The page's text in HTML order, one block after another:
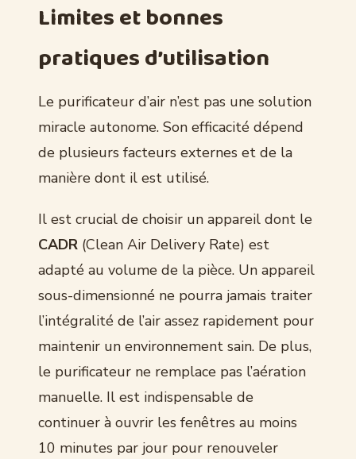
Limites et bonnes
pratiques d’utilisation
Le purificateur d’air n’est pas une solution
miracle autonome. Son efficacité dépend
de plusieurs facteurs externes et de la
manière dont il est utilisé.
Il est crucial de choisir un appareil dont le
CADR (Clean Air Delivery Rate) est
adapté au volume de la pièce. Un appareil
sous-dimensionné ne pourra jamais traiter
l’intégralité de l’air assez rapidement pour
maintenir un environnement sain. De plus,
le purificateur ne remplace pas l’aération
manuelle. Il est indispensable de
continuer à ouvrir les fenêtres au moins
10 minutes par jour pour renouveler